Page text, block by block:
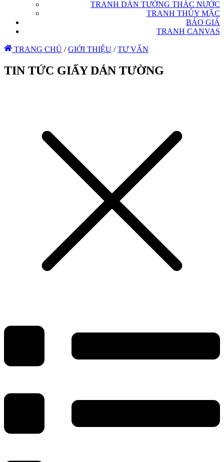
TRANH DÁN TƯỜNG THÁC NƯỚC
TRANH THỦY MẶC
BÁO GIÁ
TRANH CANVAS
TRANG CHỦ / GIỚI THIỆU / TƯ VẤN
TIN TỨC GIẤY DÁN TƯỜNG